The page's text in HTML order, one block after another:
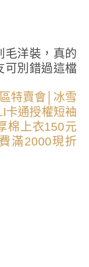
洋裝，真的
可別錯過這檔